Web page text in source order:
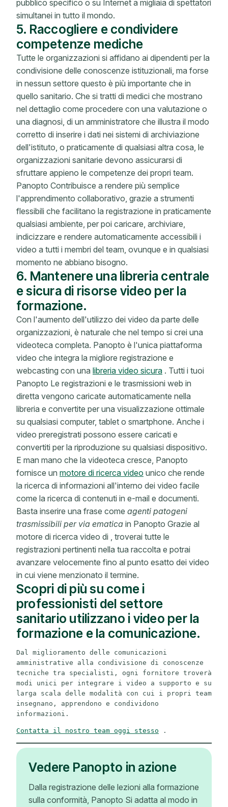
pubblico specifico o su Internet a migliaia di spettatori
simultanei in tutto il mondo.
5. Raccogliere e condividere
competenze mediche
Tutte le organizzazioni si affidano ai dipendenti per la
condivisione delle conoscenze istituzionali, ma forse
in nessun settore questo è più importante che in
quello sanitario. Che si tratti di medici che mostrano
nel dettaglio come procedere con una valutazione o
una diagnosi, di un amministratore che illustra il modo
corretto di inserire i dati nei sistemi di archiviazione
dell'istituto, o praticamente di qualsiasi altra cosa, le
organizzazioni sanitarie devono assicurarsi di
sfruttare appieno le competenze dei propri team.
Panopto Contribuisce a rendere più semplice
l'apprendimento collaborativo, grazie a strumenti
flessibili che facilitano la registrazione in praticamente
qualsiasi ambiente, per poi caricare, archiviare,
indicizzare e rendere automaticamente accessibili i
video a tutti i membri del team, ovunque e in qualsiasi
momento ne abbiano bisogno.
6. Mantenere una libreria centrale
e sicura di risorse video per la
formazione.
Con l'aumento dell'utilizzo dei video da parte delle
organizzazioni, è naturale che nel tempo si crei una
videoteca completa. Panopto è l'unica piattaforma
video che integra la migliore registrazione e
webcasting con una libreria video sicura . Tutti i tuoi
Panopto Le registrazioni e le trasmissioni web in
diretta vengono caricate automaticamente nella
libreria e convertite per una visualizzazione ottimale
su qualsiasi computer, tablet o smartphone. Anche i
video preregistrati possono essere caricati e
convertiti per la riproduzione su qualsiasi dispositivo.
E man mano che la videoteca cresce, Panopto
fornisce un motore di ricerca video unico che rende
la ricerca di informazioni all'interno dei video facile
come la ricerca di contenuti in e-mail e documenti.
Basta inserire una frase come agenti patogeni
trasmissibili per via ematica in Panopto Grazie al
motore di ricerca video di , troverai tutte le
registrazioni pertinenti nella tua raccolta e potrai
avanzare velocemente fino al punto esatto dei video
in cui viene menzionato il termine.
Scopri di più su come i
professionisti del settore
sanitario utilizzano i video per la
formazione e la comunicazione.
Dal miglioramento delle comunicazioni
amministrative alla condivisione di conoscenze
tecniche tra specialisti, ogni fornitore troverà
modi unici per integrare i video a supporto e su
larga scala delle modalità con cui i propri team
insegnano, apprendono e condividono
informazioni.
Contatta il nostro team oggi stesso .
Vedere Panopto in azione
Dalla registrazione delle lezioni alla formazione
sulla conformità, Panopto Si adatta al modo in